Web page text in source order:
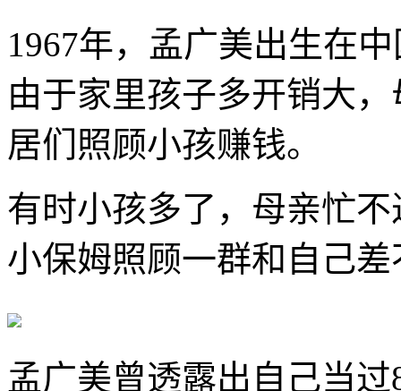
1967年，孟广美出生在
由于家里孩子多开销大
居们照顾小孩赚钱。
有时小孩多了，母亲忙
小保姆照顾一群和自己
孟广美曾透露出自己当